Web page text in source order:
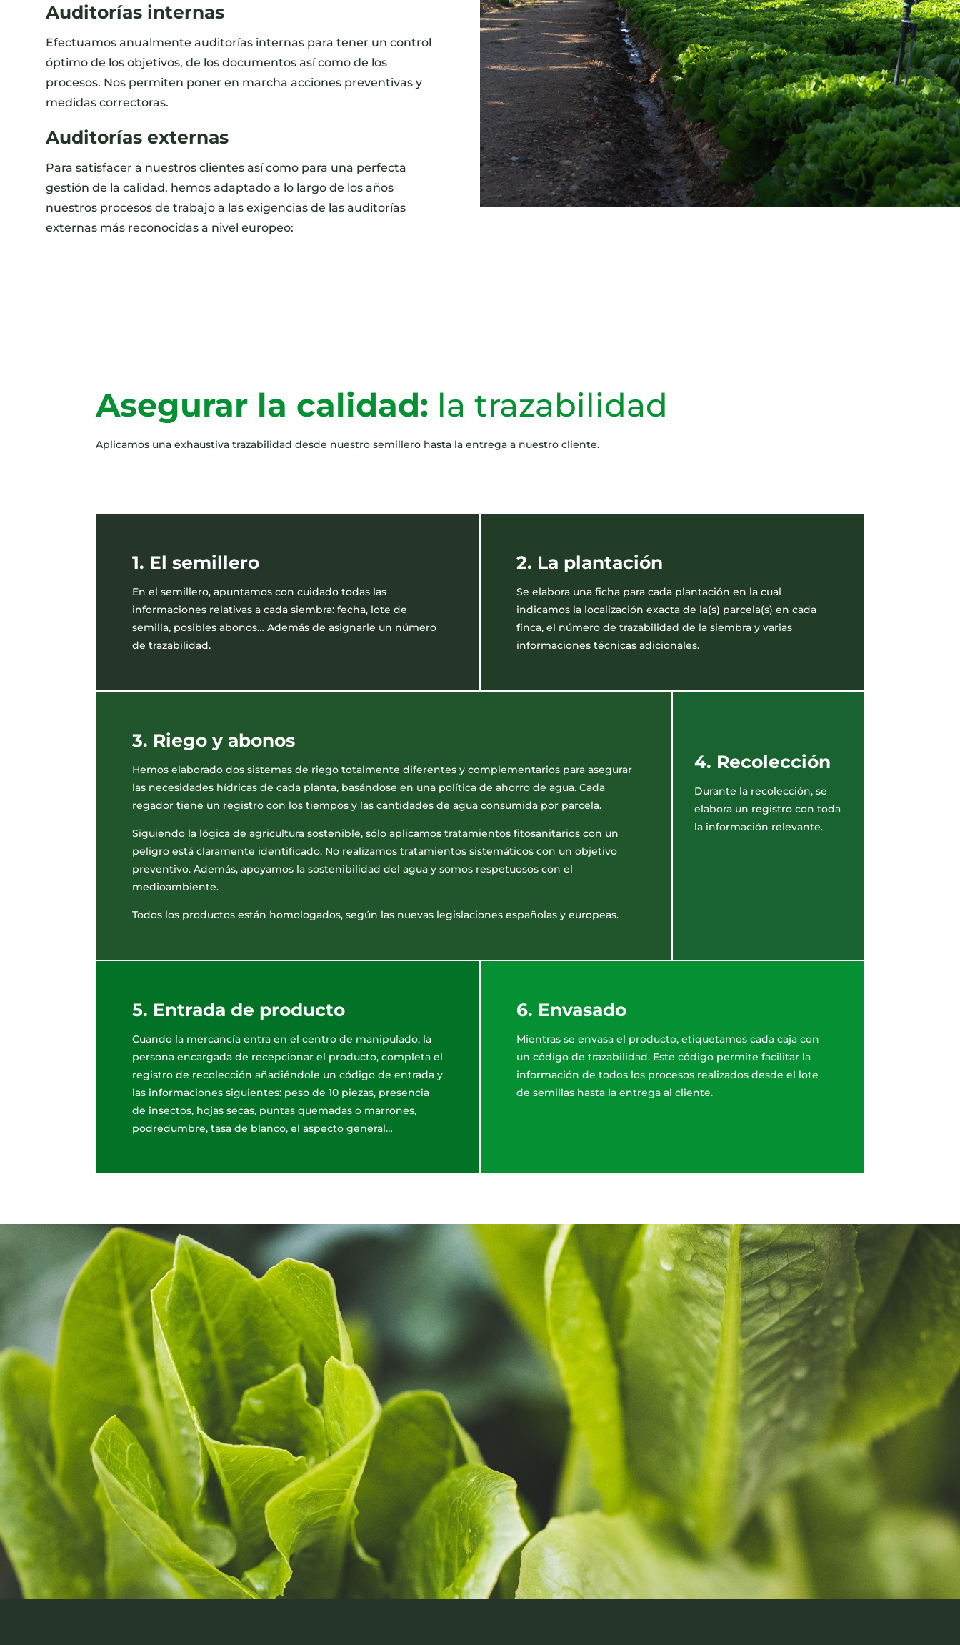
Auditorías internas
Efectuamos anualmente auditorías internas para tener un control
óptimo de los objetivos, de los documentos así como de los
procesos. Nos permiten poner en marcha acciones preventivas y
medidas correctoras.
Auditorías externas
Para satisfacer a nuestros clientes así como para una perfecta
gestión de la calidad, hemos adaptado a lo largo de los años
nuestros procesos de trabajo a las exigencias de las auditorías
externas más reconocidas a nivel europeo:
Asegurar la calidad: la trazabilidad
Aplicamos una exhaustiva trazabilidad desde nuestro semillero hasta la entrega a nuestro cliente.
1. El semillero
En el semillero, apuntamos con cuidado todas las
informaciones relativas a cada siembra: fecha, lote de
semilla, posibles abonos… Además de asignarle un número
de trazabilidad.
2. La plantación
Se elabora una ficha para cada plantación en la cual
indicamos la localización exacta de la(s) parcela(s) en cada
finca, el número de trazabilidad de la siembra y varias
informaciones técnicas adicionales.
3. Riego y abonos
Hemos elaborado dos sistemas de riego totalmente diferentes y complementarios para asegurar
las necesidades hídricas de cada planta, basándose en una política de ahorro de agua. Cada
regador tiene un registro con los tiempos y las cantidades de agua consumida por parcela.
Siguiendo la lógica de agricultura sostenible, sólo aplicamos tratamientos fitosanitarios con un
peligro está claramente identificado. No realizamos tratamientos sistemáticos con un objetivo
preventivo. Además, apoyamos la sostenibilidad del agua y somos respetuosos con el
medioambiente.
Todos los productos están homologados, según las nuevas legislaciones españolas y europeas.
4. Recolección
Durante la recolección, se
elabora un registro con toda
la información relevante.
5. Entrada de producto
Cuando la mercancía entra en el centro de manipulado, la
persona encargada de recepcionar el producto, completa el
registro de recolección añadiéndole un código de entrada y
las informaciones siguientes: peso de 10 piezas, presencia
de insectos, hojas secas, puntas quemadas o marrones,
podredumbre, tasa de blanco, el aspecto general…
6. Envasado
Mientras se envasa el producto, etiquetamos cada caja con
un código de trazabilidad. Este código permite facilitar la
información de todos los procesos realizados desde el lote
de semillas hasta la entrega al cliente.